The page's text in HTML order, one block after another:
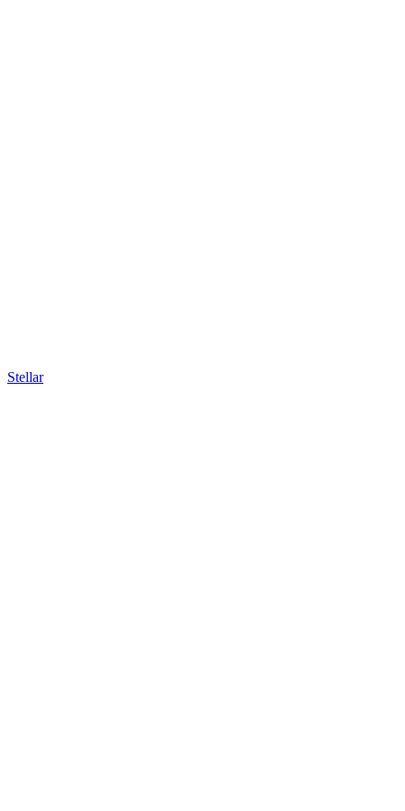
Stellar